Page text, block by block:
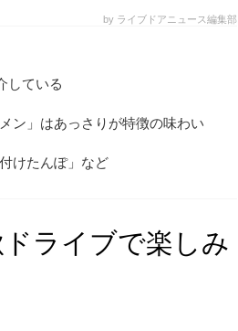
by ライブドアニュース編集部
している
ン」はあっさりが特徴の味わい
けたんぽ」など
ライブで楽しみ